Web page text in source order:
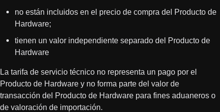
no están incluidos en el precio de compra del Producto de
Hardware;
tienen un valor independiente separado del Producto de
Hardware
La tarifa de servicio técnico no representa un pago por el
Producto de Hardware y no forma parte del valor de
transacción del Producto de Hardware para fines aduaneros o
de valoración de importación.